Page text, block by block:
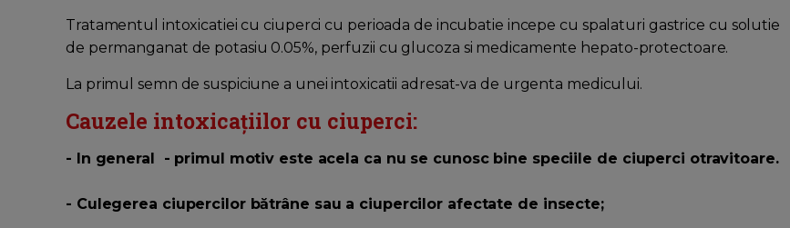
Tratamentul intoxicatiei cu ciuperci cu perioada de incubatie incepe cu spalaturi gastrice cu solutie
de permanganat de potasiu 0.05%, perfuzii cu glucoza si medicamente hepato-protectoare.
La primul semn de suspiciune a unei intoxicatii adresat-va de urgenta medicului.
Cauzele intoxicaţiilor cu ciuperci:
- In general - primul motiv este acela ca nu se cunosc bine speciile de ciuperci otravitoare.
- Culegerea ciupercilor bătrâne sau a ciupercilor afectate de insecte;